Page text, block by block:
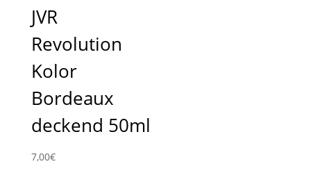
JVR
Revolution
Kolor
Bordeaux
deckend 50ml
7,00€